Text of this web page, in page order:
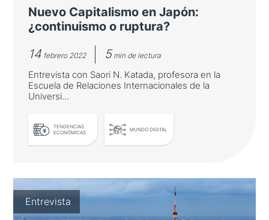
LEER MÁS
Nuevo Capitalismo en Japón:
¿continuismo o ruptura?
14 febrero 2022 5 min de lectura
Entrevista con Saori N. Katada, profesora en la
Escuela de Relaciones Internacionales de la
Universi...
TENDENCIAS
ECONÓMICAS
MUNDO DIGITAL
Nuevo Capitalismo en Japón:
¿continuismo o ruptura?
Entrevista